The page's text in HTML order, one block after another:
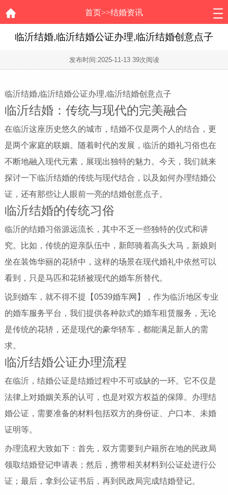
首页>>结婚资讯
临沂结婚,临沂结婚公证办理,临沂结婚创意点子
发布时间:2025-11-1339次阅读
临沂结婚,临沂结婚公证办理,临沂结婚创意点子
临沂结婚：传统与现代的完美融合
在临沂这座历史悠久的城市，结婚不仅是两个人的结合，更
是两个家庭的联姻。随着时代的发展，临沂的婚礼习俗也在
不断地融入现代元素，展现出独特的魅力。今天，我们就来
探讨一下临沂结婚的传统与现代结合，以及如何办理结婚公
证，还有那些让人眼前一亮的结婚创意点子。
临沂结婚的传统习俗
临沂的结婚习俗源远流长，其中不乏一些独特的仪式和讲
究。比如，传统的迎亲队伍中，新郎骑着高头大马，新娘则
坐在装饰华丽的花轿中，这样的场景在现代婚礼中依然可以
看到，只是马匹和花轿被现代的婚车所替代。
说到婚车，就不得不提【0539婚车网】，作为临沂地区专业
的婚车服务平台，我们提供各种款式的婚车租赁服务，无论
是传统的花轿，还是现代的豪华轿车，都能满足新人的需
求。
临沂结婚公证办理流程
在临沂，结婚公证是结婚过程中不可或缺的一环。它不仅是
法律上对婚姻关系的认可，也是对双方权益的保障。办理结
婚公证，需要准备的材料包括双方的身份证、户口本、未婚
证明等。
办理流程大致如下：首先，双方需要到户籍所在地的民政局
领取结婚登记申请表；然后，携带相关材料到公证处进行公
证；最后，拿到公证书后，再到民政局完成结婚登记。